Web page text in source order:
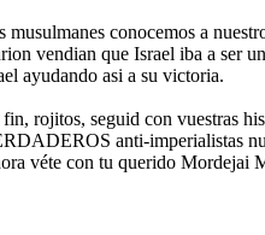
musulmanes conocemos a
vendian que Israel iba a ser
ayudando asi a su victoria.
rojitos, seguid con vuestras
anti-imperialistas
véte con tu querido Mordejai